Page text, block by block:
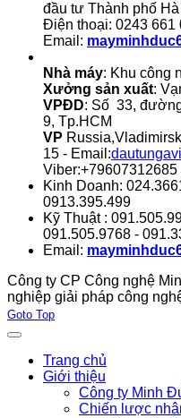
đầu tư Thành phố
Điện thoại: 0243 661
Email:
Nhà máy: Khu công
Xưởng sản xuất:
VPĐD: Số 33,
9, Tp.HCM
VP
15 - Email:
Kinh Doanh:
0913.395.499
Kỹ Thuật :
091.505.9768 -
Email:
Công ty CP Công nghệ
nghiệp giải pháp công
Joomla! 3 Templates
Goto Top
Trang chủ
Giới thiệu
Công ty Minh
Chiến lược